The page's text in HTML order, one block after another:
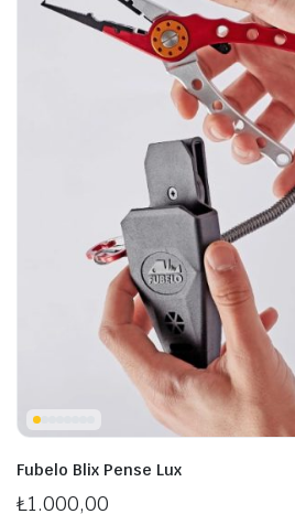
Fubelo Blix Pense Lux
₺1.000,00